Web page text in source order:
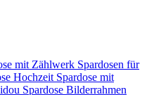
mit Zählwerk Spardosen für
Hochzeit Spardose mit
Spardose Bilderrahmen